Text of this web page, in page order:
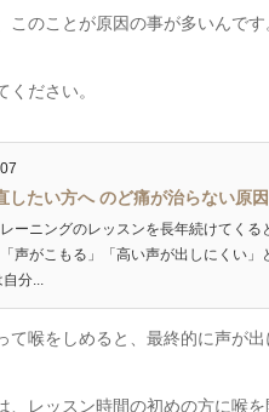
このことが原因の事が多いんです
ださい。
したい方へ のど痛が治らない原
ーニングのレッスンを長年続けてく
声がこもる」「高い声が出しにくい
分...
て喉をしめると、最終的に声が出
レッスン時間の初めの方に喉を